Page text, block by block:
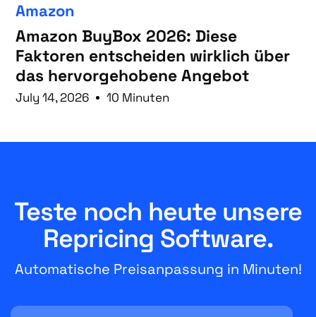
Amazon
Amazon BuyBox 2026: Diese
Faktoren entscheiden wirklich über
das hervorgehobene Angebot
July 14, 2026 10 Minuten
Teste noch heute unsere
Repricing Software.
Automatische Preisanpassung in Minuten!